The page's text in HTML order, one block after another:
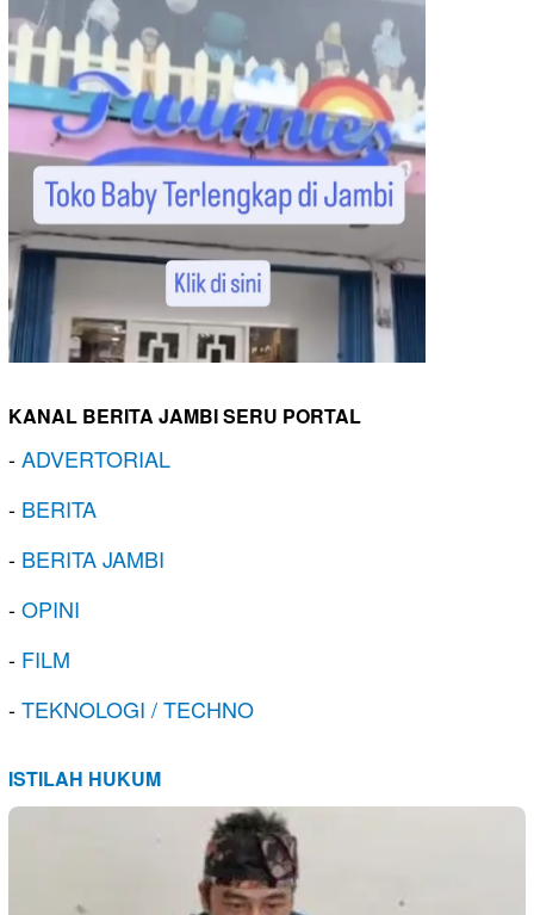
KANAL BERITA JAMBI SERU PORTAL
-ADVERTORIAL
- BERITA
- BERITA JAMBI
-OPINI
- FILM
-TEKNOLOGI / TECHNO
ISTILAH HUKUM